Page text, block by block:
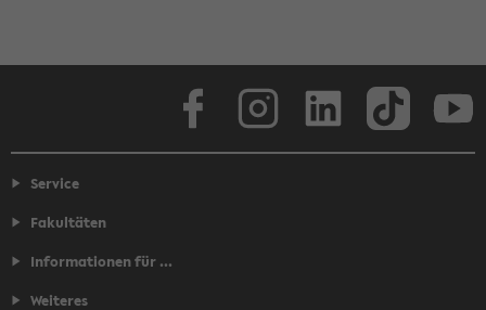
Service
Fakultäten
Informationen für ...
Weiteres